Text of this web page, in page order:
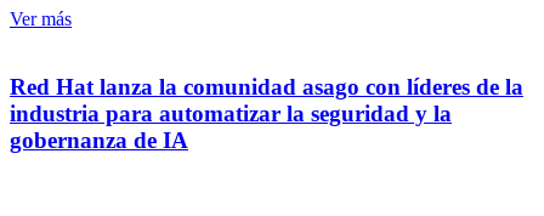
Ver más
Red Hat lanza la comunidad asago con líderes de la
industria para automatizar la seguridad y la
gobernanza de IA